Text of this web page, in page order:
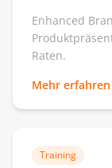
Enhanced
Raten.
Mehr erfahren
Training